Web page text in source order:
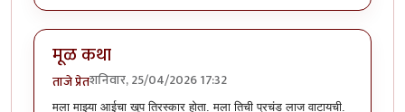
मूळ कथा
ताजे प्रेतशनिवार, 25/04/2026 17:32
मला माझ्या आईचा खूप तिरस्कार होता. मला तिची प्रचंड लाज वाटायची.